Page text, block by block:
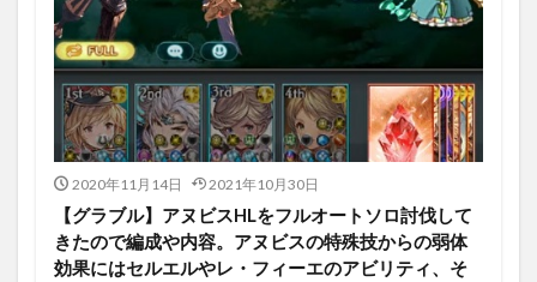
2020年11月14日 2021年10月30日
【グラブル】アヌビスHLをフルオートソロ討伐して
きたので編成や内容。アヌビスの特殊技からの弱体
効果にはセルエルやレ・フィーエのアビリティ、そ